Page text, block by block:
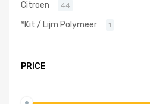
Citroen 44
*Kit / Lijm Polymeer 1
PRICE